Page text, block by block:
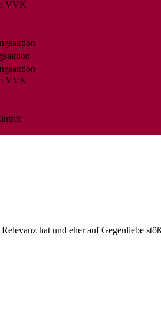
VVK
VVK
hat und eher auf Gegenliebe